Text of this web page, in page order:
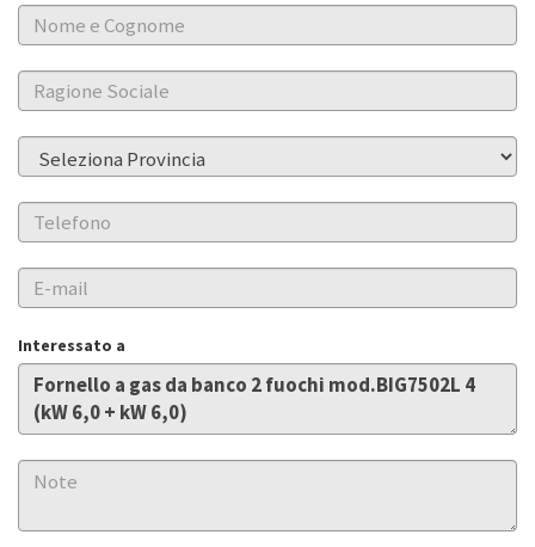
Interessato a